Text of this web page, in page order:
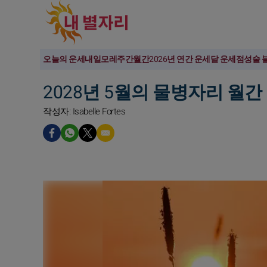
오늘의 운세내일모레주간월간2026년 연간 운세달 운세점성술
2028년 5월의 물병자리 월
작성자: Isabelle Fortes